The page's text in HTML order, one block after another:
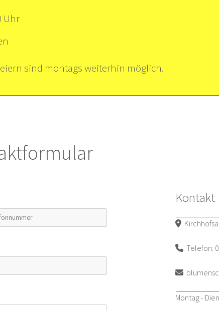
Uhr
sind montags weiterhin möglich.
Kontakt

 Telefon:

Montag -